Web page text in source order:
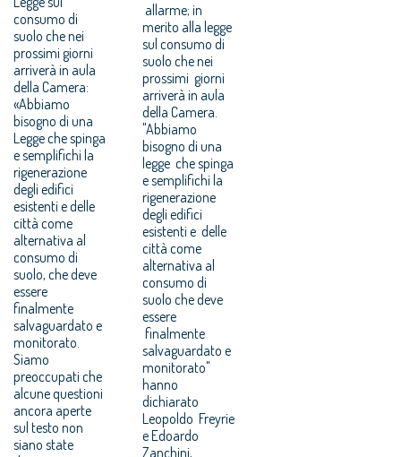
consumo di
suolo che nei
prossimi giorni
arriverà in aula
della Camera:
«Abbiamo
bisogno di una
Legge che spinga
e semplifichi la
rigenerazione
degli edifici
esistenti e delle
città come
alternativa al
consumo di
suolo, che deve
essere
finalmente
salvaguardato e
monitorato.
Siamo
preoccupati che
alcune questioni
ancora aperte
sul testo non
siano state
allarme; in
merito alla legge
sul consumo di
suolo che nei
prossimi giorni
arriverà in aula
della Camera.
"Abbiamo
bisogno di una
legge che spinga
e semplifichi la
rigenerazione
degli edifici
esistenti e delle
città come
alternativa al
consumo di
suolo che deve
essere
finalmente
salvaguardato e
monitorato"
hanno
dichiarato
Leopoldo Freyrie
e Edoardo
Zanchini,